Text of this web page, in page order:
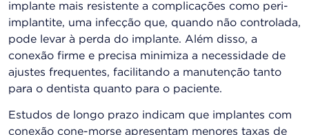
implante mais resistente a complicações como peri-
implantite, uma infecção que, quando não controlada,
pode levar à perda do implante. Além disso, a
conexão firme e precisa minimiza a necessidade de
ajustes frequentes, facilitando a manutenção tanto
para o dentista quanto para o paciente.
Estudos de longo prazo indicam que implantes com
conexão cone-morse apresentam menores taxas de